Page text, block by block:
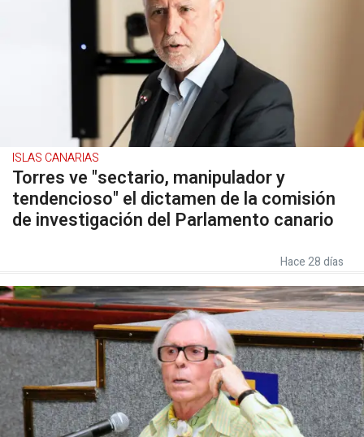
ISLAS CANARIAS
Torres ve "sectario, manipulador y
tendencioso" el dictamen de la comisión
de investigación del Parlamento canario
Hace 28 días